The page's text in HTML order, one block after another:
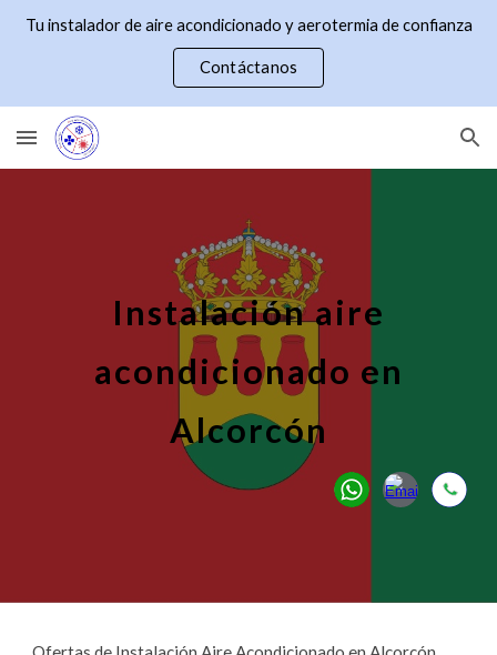
Tu instalador de aire acondicionado y aerotermia de confianza
Contáctanos
Instalación aire
acondicionado en
Alcorcón